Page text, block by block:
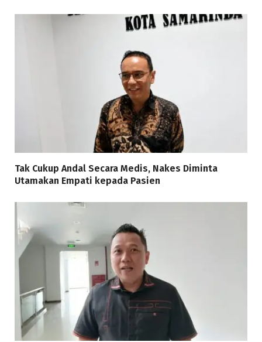
Tak Cukup Andal Secara Medis, Nakes Diminta
Utamakan Empati kepada Pasien